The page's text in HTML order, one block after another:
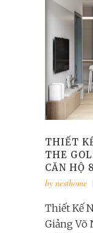
THIẾT
THE
CĂN HỘ
by nesthome
Thiết Kế
Giảng Võ